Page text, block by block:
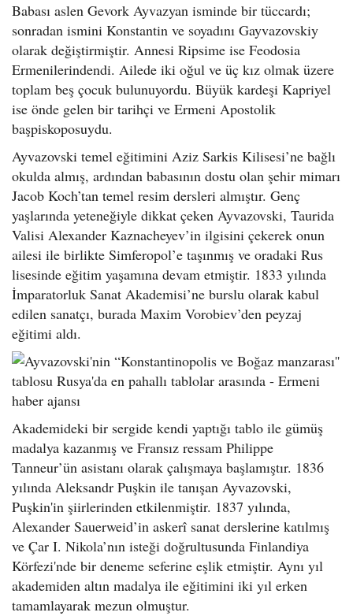
Babası aslen Gevork Ayvazyan isminde bir tüccardı;
sonradan ismini Konstantin ve soyadını Gayvazovskiy
olarak değiştirmiştir. Annesi Ripsime ise Feodosia
Ermenilerindendi. Ailede iki oğul ve üç kız olmak üzere
toplam beş çocuk bulunuyordu. Büyük kardeşi Kapriyel
ise önde gelen bir tarihçi ve Ermeni Apostolik
başpiskoposuydu.
Ayvazovski temel eğitimini Aziz Sarkis Kilisesi’ne bağlı
okulda almış, ardından babasının dostu olan şehir mimarı
Jacob Koch’tan temel resim dersleri almıştır. Genç
yaşlarında yeteneğiyle dikkat çeken Ayvazovski, Taurida
Valisi Alexander Kaznacheyev’in ilgisini çekerek onun
ailesi ile birlikte Simferopol’e taşınmış ve oradaki Rus
lisesinde eğitim yaşamına devam etmiştir. 1833 yılında
İmparatorluk Sanat Akademisi’ne burslu olarak kabul
edilen sanatçı, burada Maxim Vorobiev’den peyzaj
eğitimi aldı.
Akademideki bir sergide kendi yaptığı tablo ile gümüş
madalya kazanmış ve Fransız ressam Philippe
Tanneur’ün asistanı olarak çalışmaya başlamıştır. 1836
yılında Aleksandr Puşkin ile tanışan Ayvazovski,
Puşkin'in şiirlerinden etkilenmiştir. 1837 yılında,
Alexander Sauerweid’in askerî sanat derslerine katılmış
ve Çar I. Nikola’nın isteği doğrultusunda Finlandiya
Körfezi'nde bir deneme seferine eşlik etmiştir. Aynı yıl
akademiden altın madalya ile eğitimini iki yıl erken
tamamlayarak mezun olmuştur.